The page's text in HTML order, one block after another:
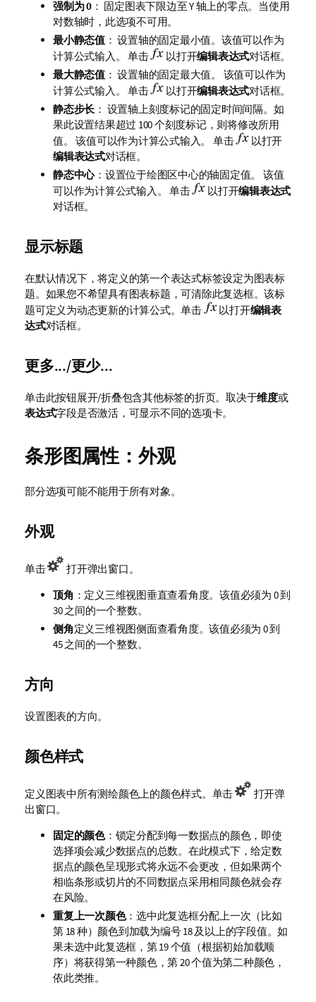
强制为 0： 固定图表下限边至 Y 轴上的零点。当使用
对数轴时，此选项不可用。
最小静态值： 设置轴的固定最小值。该值可以作为
计算公式输入。 单击
以打开编辑表达式对话框。
最大静态值： 设置轴的固定最大值。 该值可以作为
计算公式输入。 单击
以打开编辑表达式对话框。
静态步长 ： 设置轴上刻度标记的固定时间间隔。如
果此设置结果超过 100 个刻度标记，则将修改所用
值。 该值可以作为计算公式输入。 单击
以打开
编辑表达式对话框。
静态中心：设置位于绘图区中心的轴固定值。 该值
可以作为计算公式输入。 单击
以打开编辑表达式
对话框。
显示标题
在默认情况下，将定义的第一个表达式标签设定为图表标
题。如果您不希望具有图表标题，可清除此复选框。该标
题可定义为动态更新的计算公式。单击
以打开编辑表
达式对话框。
更多.../更少...
单击此按钮展开/折叠包含其他标签的折页。取决于维度或
表达式字段是否激活，可显示不同的选项卡。
条形图属性：外观
部分选项可能不能用于所有对象。
外观
单击
打开弹出窗口。
顶角 ：定义三维视图垂直查看角度。该值必须为 0 到
30 之间的一个整数。
侧角定义三维视图侧面查看角度。该值必须为 0 到
45 之间的一个整数。
方向
设置图表的方向。
颜色样式
定义图表中所有测绘颜色上的颜色样式。单击
打开弹
出窗口。
固定的颜色：锁定分配到每一数据点的颜色，即使
选择项会减少数据点的总数。在此模式下，给定数
据点的颜色呈现形式将永远不会更改，但如果两个
相临条形或切片的不同数据点采用相同颜色就会存
在风险。
重复上一次颜色：选中此复选框分配上一次（比如
第 18 种）颜色到加载为编号 18 及以上的字段值。如
果未选中此复选框，第 19 个值（根据初始加载顺
序）将获得第一种颜色，第 20 个值为第二种颜色，
依此类推。